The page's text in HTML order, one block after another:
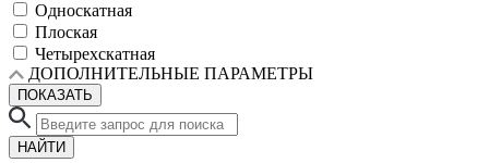
Односкатная
Плоская
Четырехскатная
ДОПОЛНИТЕЛЬНЫЕ ПАРАМЕТРЫ
ПОКАЗАТЬ
НАЙТИ